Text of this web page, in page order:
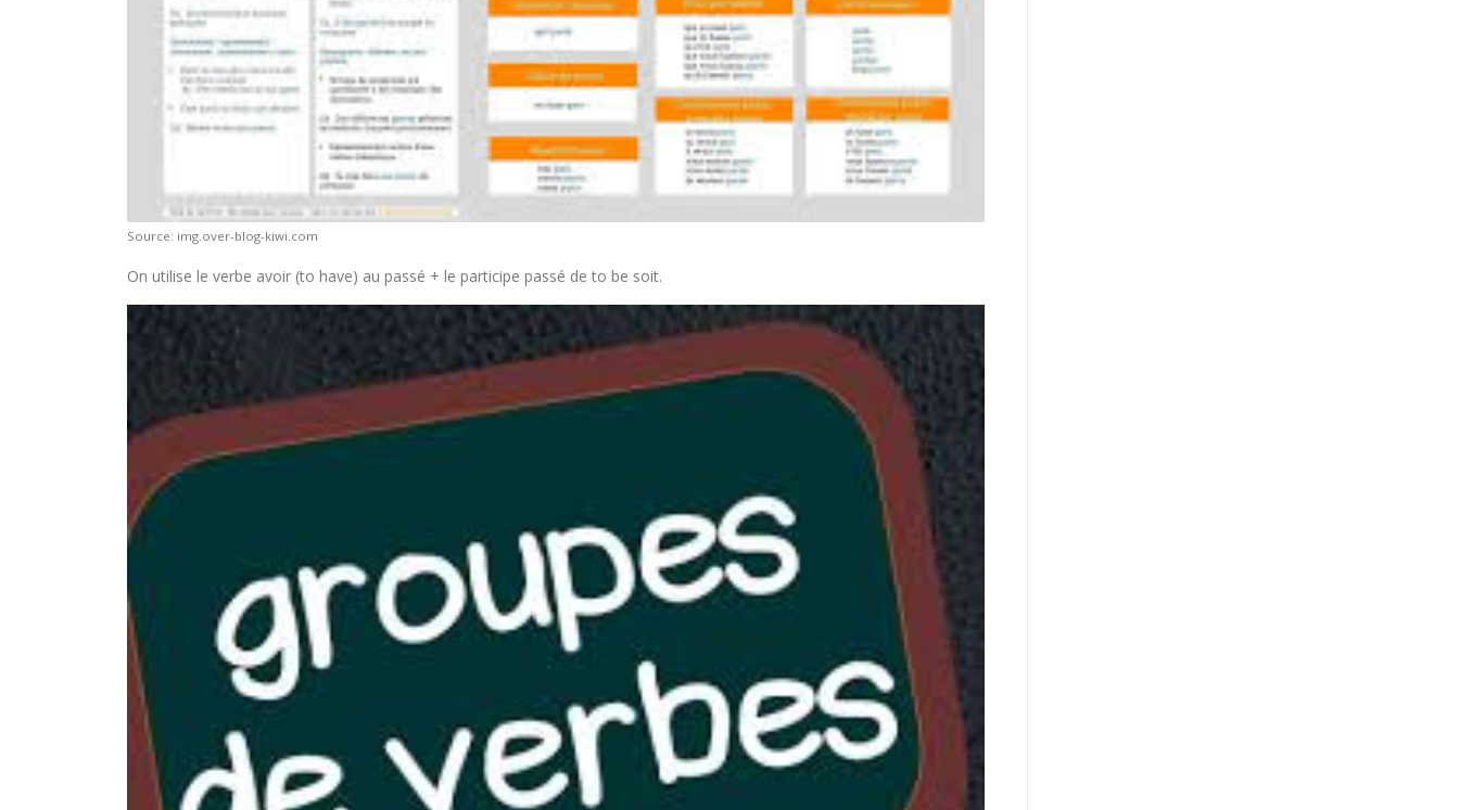
Source: img.over-blog-kiwi.com
On utilise le verbe avoir (to have) au passé + le participe passé de to be soit.